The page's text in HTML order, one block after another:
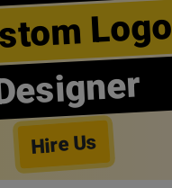
Logo
Hire Us